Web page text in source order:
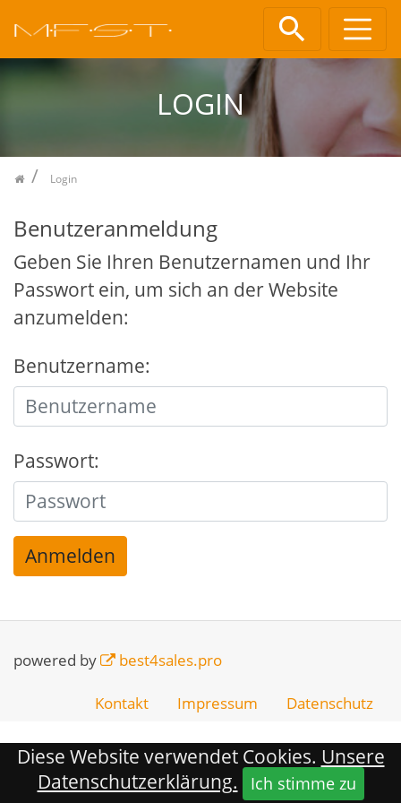
Zum Inhalt springen
LOGIN
Login
Benutzeranmeldung
Geben Sie Ihren Benutzernamen und Ihr
Passwort ein, um sich an der Website
anzumelden:
Benutzername:
Passwort:
powered by best4sales.pro
Kontakt Impressum Datenschutz
Diese Website verwendet Cookies. Unsere
Datenschutzerklärung.
Ich stimme zu